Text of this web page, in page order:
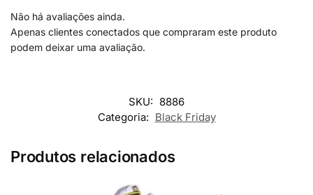
Não há avaliações ainda.
Apenas clientes conectados que compraram este produto
podem deixar uma avaliação.
SKU: 8886
Categoria: Black Friday
Produtos relacionados